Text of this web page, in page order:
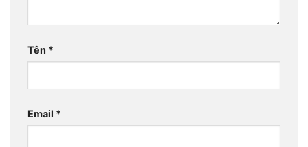
Tên *
Email *